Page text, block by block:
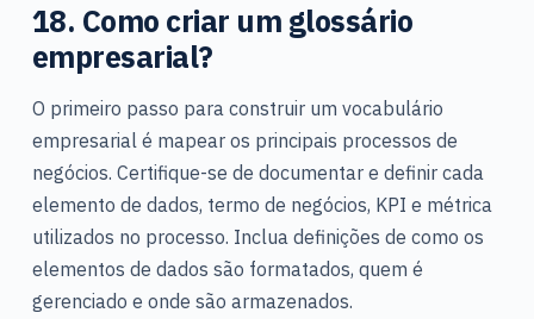
18. Como criar um glossário
empresarial?
O primeiro passo para construir um vocabulário
empresarial é mapear os principais processos de
negócios. Certifique-se de documentar e definir cada
elemento de dados, termo de negócios, KPI e métrica
utilizados no processo. Inclua definições de como os
elementos de dados são formatados, quem é
gerenciado e onde são armazenados.